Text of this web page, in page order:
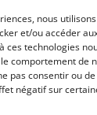
nous
et/ou accéder
ces technologies
comportement de
pas consentir ou
négatif sur